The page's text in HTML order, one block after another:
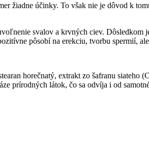
účinky. To však nie je dôvod k
svalov a krvných ciev. Dôsledkom
pôsobí na erekciu, tvorbu spermií,
horečnatý, extrakt zo šafranu siateho
prírodných látok, čo sa odvíja i od